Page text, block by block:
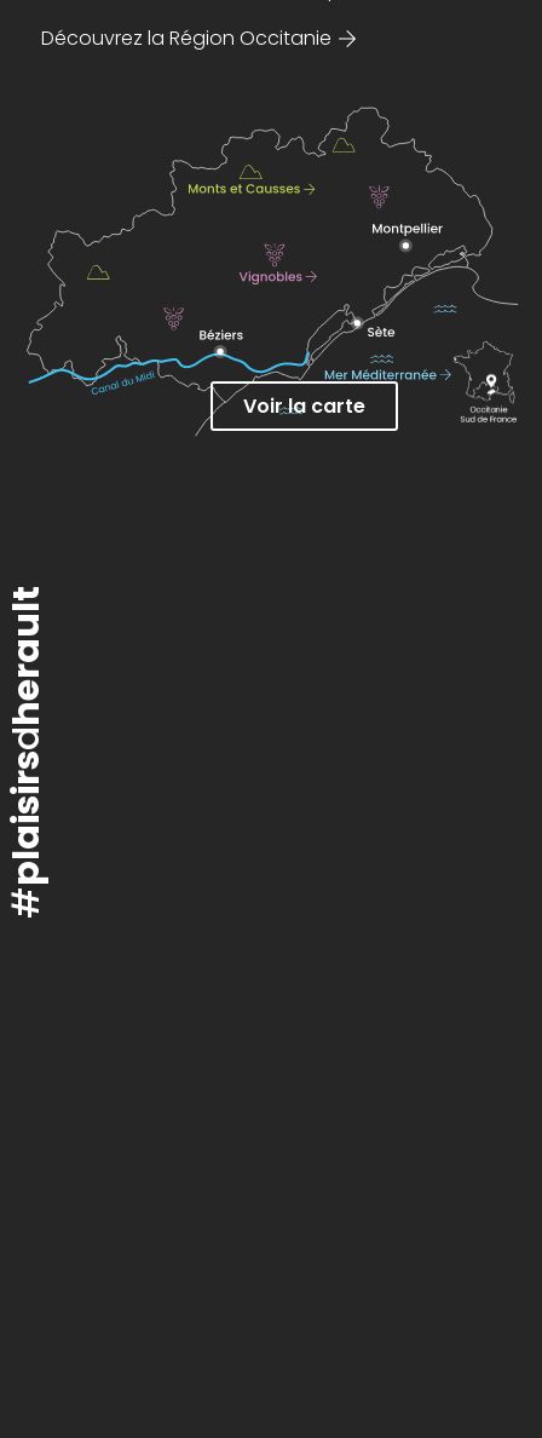
Découvrez la Région Occitanie
Voir la carte
#
plaisirs
d
herault